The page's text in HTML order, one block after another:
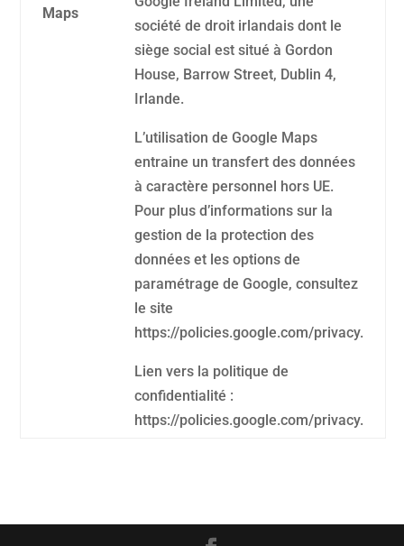
Maps
société de droit irlandais dont le
siège social est situé à Gordon
House, Barrow Street, Dublin 4,
Irlande.
L’utilisation de Google Maps
entraine un transfert des données
à caractère personnel hors UE.
Pour plus d’informations sur la
gestion de la protection des
données et les options de
paramétrage de Google, consultez
le site
https://policies.google.com/privacy.
Lien vers la politique de
confidentialité :
https://policies.google.com/privacy.